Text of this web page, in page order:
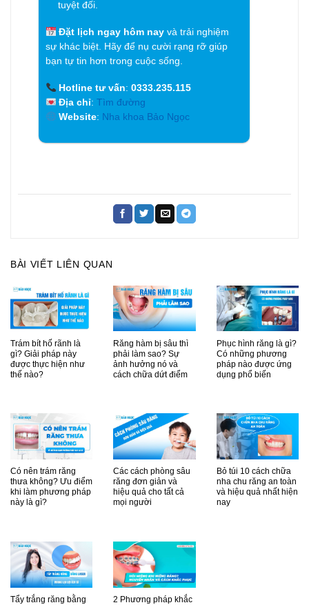
tuyệt đối.
Đặt lịch ngay hôm nay và trải nghiệm
sự khác biệt. Hãy để nụ cười rạng rỡ giúp
bạn tự tin hơn trong cuộc sống.
Hotline tư vấn:0333.235.115
Địa chỉ:Tìm đường
Website: Nha khoa Bảo Ngọc
BÀI VIẾT LIÊN QUAN
Trám bít hố rãnh là
gì? Giải pháp này
được thực hiện như
thế nào?
Răng hàm bị sâu thì
phải làm sao? Sự
ảnh hưởng nó và
cách chữa dứt điểm
Phục hình răng là gì?
Có những phương
pháp nào được ứng
dụng phổ biến
Có nên trám răng
thưa không? Ưu điểm
khi làm phương pháp
này là gì?
Các cách phòng sâu
răng đơn giản và
hiệu quả cho tất cả
mọi người
Bỏ túi 10 cách chữa
nha chu răng an toàn
và hiệu quả nhất hiện
nay
Tẩy trắng răng bằng
2 Phương pháp khắc